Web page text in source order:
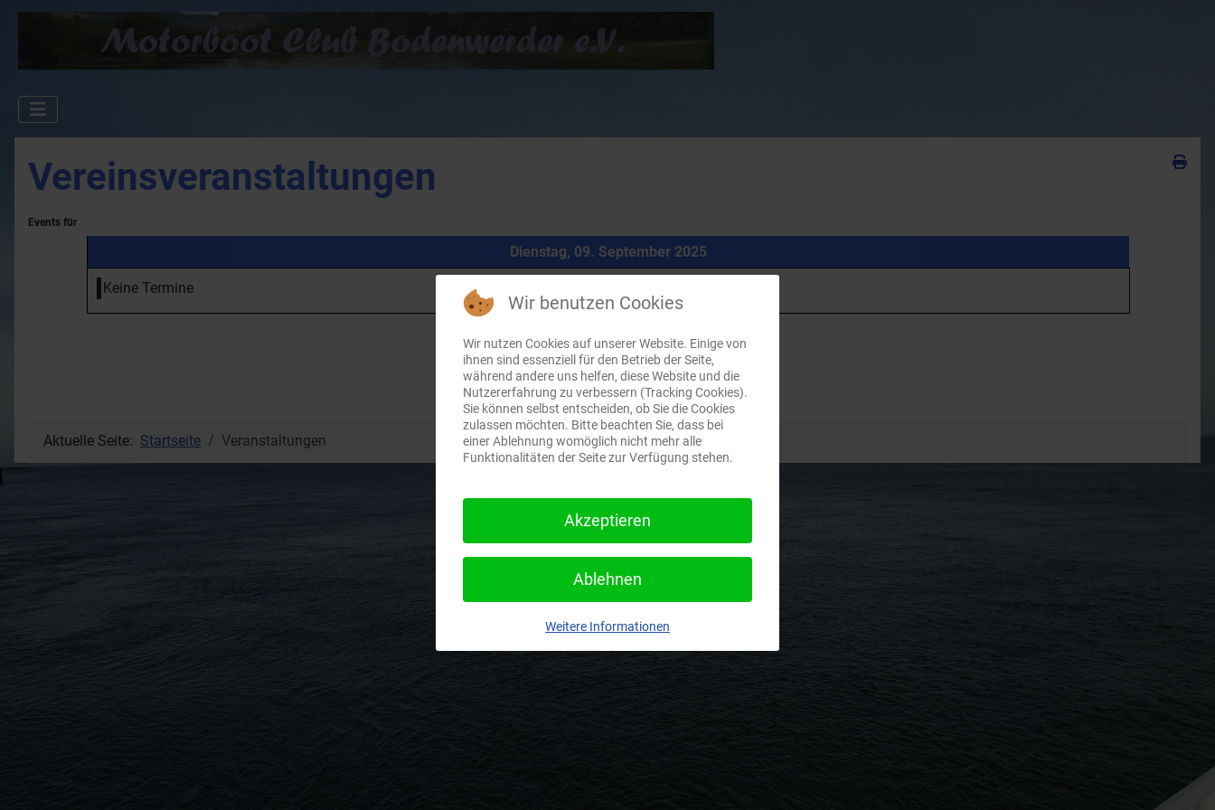
Vereinsveranstaltungen
Events für
Dienstag, 09. September 2025
Keine Termine
Aktuelle Seite: Startseite Veranstaltungen
Wir benutzen Cookies
Wir nutzen Cookies auf unserer Website. Einige von
ihnen sind essenziell für den Betrieb der Seite,
während andere uns helfen, diese Website und die
Nutzererfahrung zu verbessern (Tracking Cookies).
Sie können selbst entscheiden, ob Sie die Cookies
zulassen möchten. Bitte beachten Sie, dass bei
einer Ablehnung womöglich nicht mehr alle
Funktionalitäten der Seite zur Verfügung stehen.
Akzeptieren
Ablehnen
Weitere Informationen